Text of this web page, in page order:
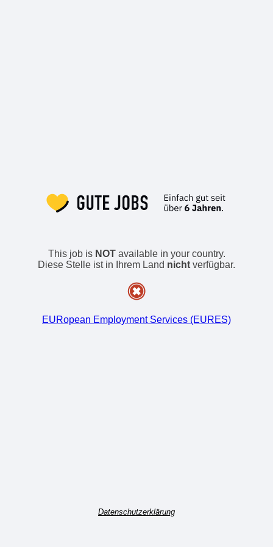
This job is NOTavailable in your country.
Diese Stelle ist in Ihrem Land nicht verfügbar.
EURopean Employment Services (EURES)
Datenschutzerklärung